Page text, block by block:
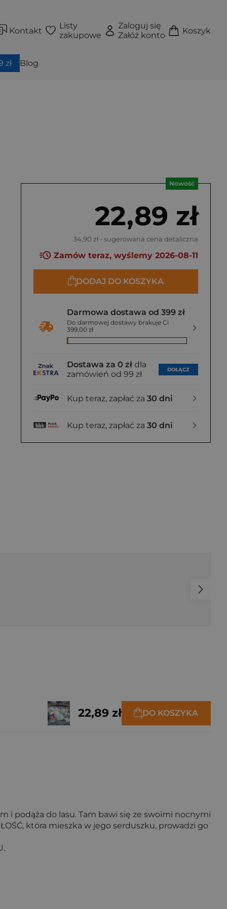
Kontakt
Listy
zakupowe
Zaloguj się
Załóż konto
Koszyk
zł Blog
Nowość
22,89 zł
34,90 zł - sugerowana cena detaliczna
Zamów teraz, wyślemy 2026-08-11
DODAJ DO KOSZYKA
Darmowa dostawa od 399 zł
Do darmowej dostawy brakuje Ci
399,00 zł
Dostawa za 0 zł dla
zamówień od 99 zł
DOŁĄCZ
Kup teraz, zapłać za 30 dni
Kup teraz, zapłać za 30 dni
22,89 zł DO KOSZYKA
i podąża do lasu. Tam bawi się ze swoimi nocnymi
która mieszka w jego serduszku, prowadzi go